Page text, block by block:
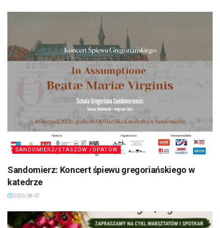
SANDOMIERZ/STASZÓW /OPATÓW
Sandomierz: Koncert śpiewu gregoriańskiego w
katedrze
2026-08-07